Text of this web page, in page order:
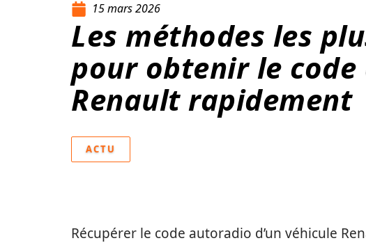
15 mars 2026
Les méthodes les
pour obtenir le
Renault rapidement
ACTU
Récupérer le code autoradio d’un véhicule